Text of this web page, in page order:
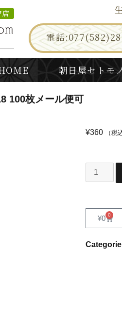
電話
朝日屋セトモ
100枚メール便可
¥360 （税
¥0 0